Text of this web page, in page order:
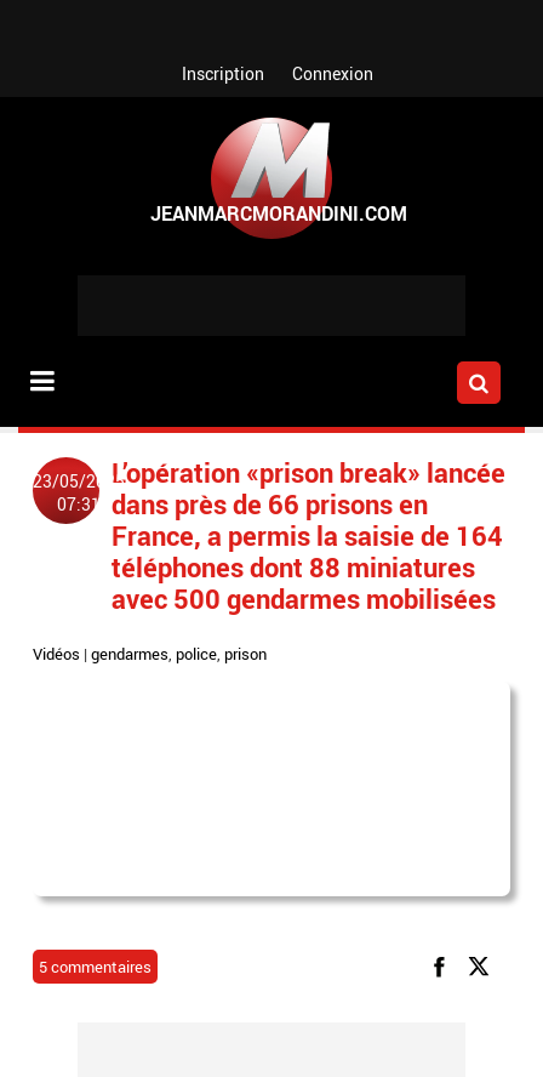
Inscription Connexion
23/05/2025
07:31
L’opération «prison break» lancée
dans près de 66 prisons en
France, a permis la saisie de 164
téléphones dont 88 miniatures
avec 500 gendarmes mobilisées
Vidéos |gendarmes,police,prison
5 commentaires